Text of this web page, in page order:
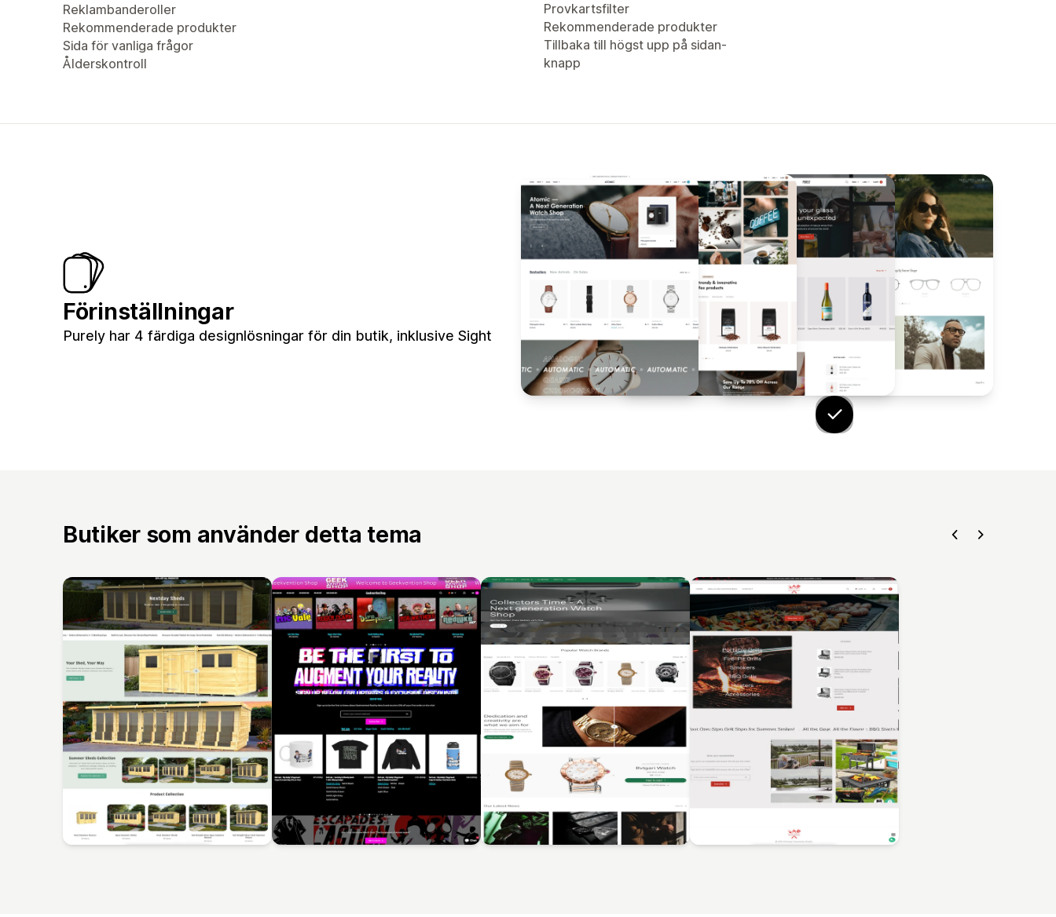
Reklambanderoller
Rekommenderade produkter
Sida för vanliga frågor
Ålderskontroll
Provkartsfilter
Rekommenderade produkter
Tillbaka till högst upp på sidan-
knapp
Förinställningar
Purely har 4 färdiga designlösningar för din butik, inklusive Sight
Butiker som använder detta tema